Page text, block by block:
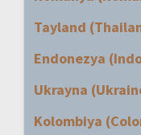
Tayland
Endonezya
Ukrayna
Kolombiya